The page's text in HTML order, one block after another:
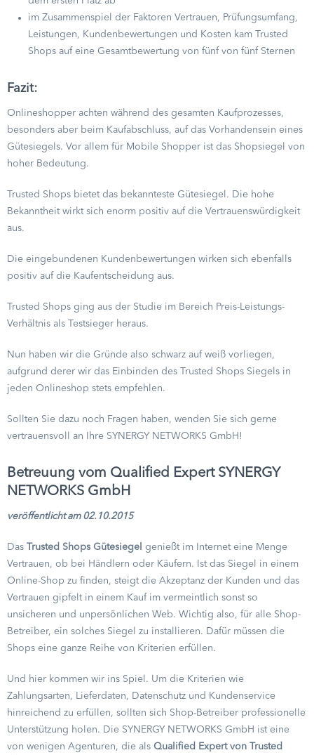
im Zusammenspiel der Faktoren Vertrauen, Prüfungsumfang,
Leistungen, Kundenbewertungen und Kosten kam Trusted
Shops auf eine Gesamtbewertung von fünf von fünf Sternen
Fazit:
Onlineshopper achten während des gesamten Kaufprozesses,
besonders aber beim Kaufabschluss, auf das Vorhandensein eines
Gütesiegels. Vor allem für Mobile Shopper ist das Shopsiegel von
hoher Bedeutung.
Trusted Shops bietet das bekannteste Gütesiegel. Die hohe
Bekanntheit wirkt sich enorm positiv auf die Vertrauenswürdigkeit
aus.
Die eingebundenen Kundenbewertungen wirken sich ebenfalls
positiv auf die Kaufentscheidung aus.
Trusted Shops ging aus der Studie im Bereich Preis-Leistungs-
Verhältnis als Testsieger heraus.
Nun haben wir die Gründe also schwarz auf weiß vorliegen,
aufgrund derer wir das Einbinden des Trusted Shops Siegels in
jeden Onlineshop stets empfehlen.
Sollten Sie dazu noch Fragen haben, wenden Sie sich gerne
vertrauensvoll an Ihre SYNERGY NETWORKS GmbH!
Betreuung vom Qualified Expert SYNERGY
NETWORKS GmbH
veröffentlicht am 02.10.2015
Das Trusted Shops Gütesiegel genießt im Internet eine Menge
Vertrauen, ob bei Händlern oder Käufern. Ist das Siegel in einem
Online-Shop zu finden, steigt die Akzeptanz der Kunden und das
Vertrauen gipfelt in einem Kauf im vermeintlich sonst so
unsicheren und unpersönlichen Web. Wichtig also, für alle Shop-
Betreiber, ein solches Siegel zu installieren. Dafür müssen die
Shops eine ganze Reihe von Kriterien erfüllen.
Und hier kommen wir ins Spiel. Um die Kriterien wie
Zahlungsarten, Lieferdaten, Datenschutz und Kundenservice
hinreichend zu erfüllen, sollten sich Shop-Betreiber professionelle
Unterstützung holen. Die SYNERGY NETWORKS GmbH ist eine
von wenigen Agenturen, die als Qualified Expert von Trusted